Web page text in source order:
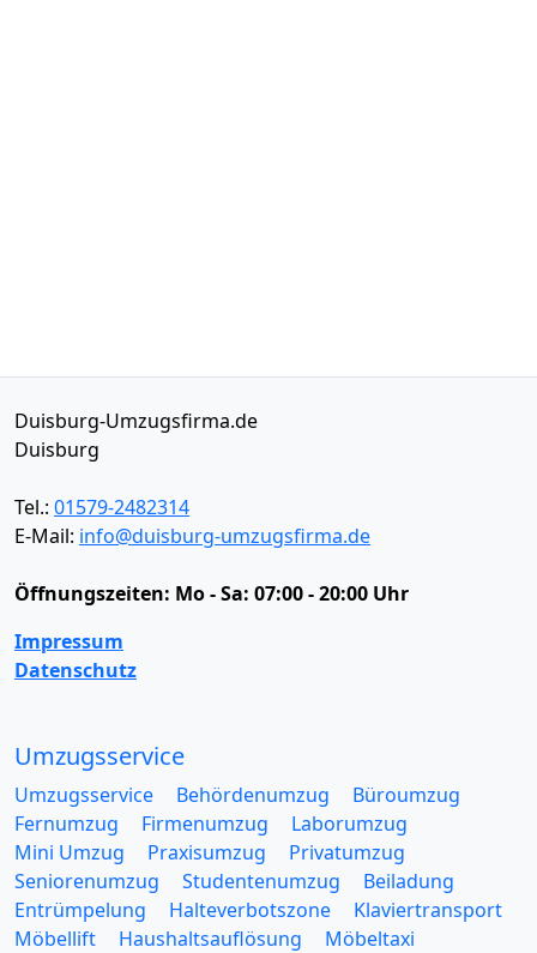
Duisburg-Umzugsfirma.de
Duisburg
Tel.: 01579-2482314
E-Mail: info@duisburg-umzugsfirma.de
Öffnungszeiten: Mo - Sa: 07:00 - 20:00 Uhr
Impressum
Datenschutz
Umzugsservice
Umzugsservice Behördenumzug
Büroumzug
Fernumzug
Firmenumzug
Laborumzug
Mini Umzug
Praxisumzug
Privatumzug
Seniorenumzug
Studentenumzug
Beiladung
Entrümpelung
Halteverbotszone
Klaviertransport
Möbellift
Haushaltsauflösung
Möbeltaxi